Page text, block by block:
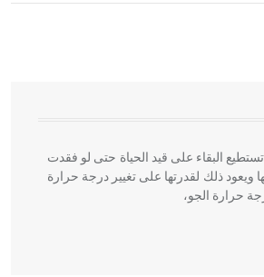
نوع من الفنون الهندسية التي ارتبطت
في بلاد الشام ومصر خاصة، حيث يحرص
وخاصة في الواجهات
البقاء على قيد الحياة حتى لو فقدت
ويعود ذلك لقدرتها على تغيير درجة حرارة
حرارة الجو،